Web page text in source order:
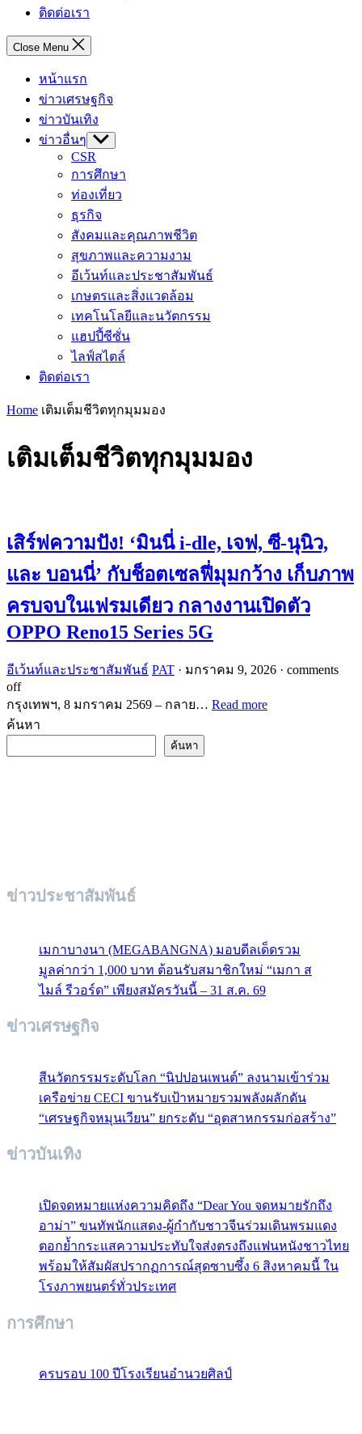
ติดต่อเรา
Close Menu
หน้าแรก
ข่าวเศรษฐกิจ
ข่าวบันเทิง
ข่าวอื่นๆ Show
sub
menu
CSR
การศึกษา
ท่องเที่ยว
ธุรกิจ
สังคมและคุณภาพชีวิต
สุขภาพและความงาม
อีเว้นท์และประชาสัมพันธ์
เกษตรและสิ่งแวดล้อม
เทคโนโลยีและนวัตกรรม
แฮปปี้ซีซั่น
ไลฟ์สไตล์
ติดต่อเรา
Home เติมเต็มชีวิตทุกมุมมอง
เติมเต็มชีวิตทุกมุมมอง
เสิร์ฟความปัง! ‘มินนี่ i-dle, เจฟ, ซี-นุนิว,
และ บอนนี่’ กับช็อตเซลฟี่มุมกว้าง เก็บภาพ
ครบจบในเฟรมเดียว กลางงานเปิดตัว
OPPO Reno15 Series 5G
อีเว้นท์และประชาสัมพันธ์ PAT · มกราคม 9, 2026 · comments
off
กรุงเทพฯ, 8 มกราคม 2569 – กลาย… Read more
ค้นหา
ค้นหา
ข่าวประชาสัมพันธ์
เมกาบางนา (MEGABANGNA) มอบดีลเด็ดรวม
มูลค่ากว่า 1,000 บาท ต้อนรับสมาชิกใหม่ “เมกา ส
ไมล์ รีวอร์ด” เพียงสมัครวันนี้ – 31 ส.ค. 69
ข่าวเศรษฐกิจ
สีนวัตกรรมระดับโลก “นิปปอนเพนต์” ลงนามเข้าร่วม
เครือข่าย CECI ขานรับเป้าหมายรวมพลังผลักดัน
“เศรษฐกิจหมุนเวียน” ยกระดับ “อุตสาหกรรมก่อสร้าง”
ข่าวบันเทิง
เปิดจดหมายแห่งความคิดถึง “Dear You จดหมายรักถึง
อาม่า” ขนทัพนักแสดง-ผู้กำกับชาวจีนร่วมเดินพรมแดง
ตอกย้ำกระแสความประทับใจส่งตรงถึงแฟนหนังชาวไทย
พร้อมให้สัมผัสปรากฏการณ์สุดซาบซึ้ง 6 สิงหาคมนี้ ใน
โรงภาพยนตร์ทั่วประเทศ
การศึกษา
ครบรอบ 100 ปีโรงเรียนอำนวยศิลป์